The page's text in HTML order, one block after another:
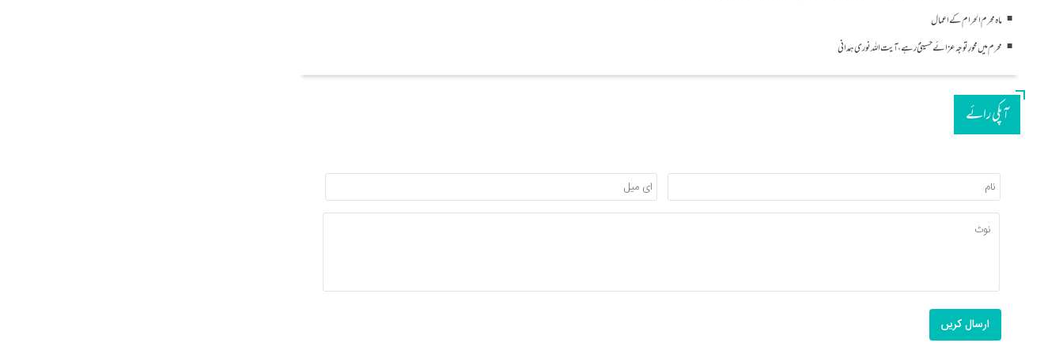
ماہ محرم الحرام کے اعمال
محرم میں محورِ توجہ عزائے حسینیؑ رہے ، آیت اللہ نوری ہمدانی
آپکی رائے
ارسال کریں